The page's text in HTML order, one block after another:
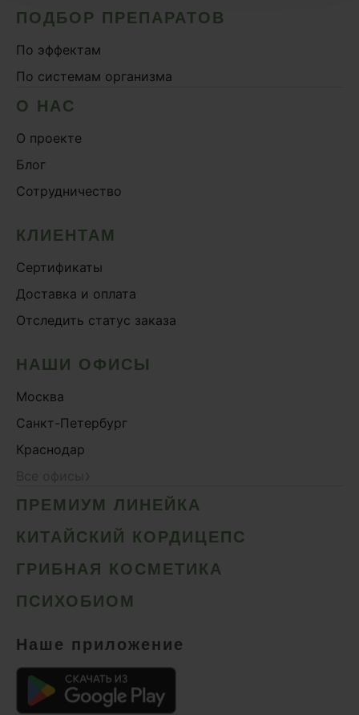
ПОДБОР ПРЕПАРАТОВ
По эффектам
По системам организма
О НАС
О проекте
Блог
Сотрудничество
КЛИЕНТАМ
Сертификаты
Доставка и оплата
Отследить статус заказа
НАШИ ОФИСЫ
Москва
Санкт-Петербург
Краснодар
ПРЕМИУМ ЛИНЕЙКА
КИТАЙСКИЙ КОРДИЦЕПС
ГРИБНАЯ КОСМЕТИКА
ПСИХОБИОМ
Наше приложение